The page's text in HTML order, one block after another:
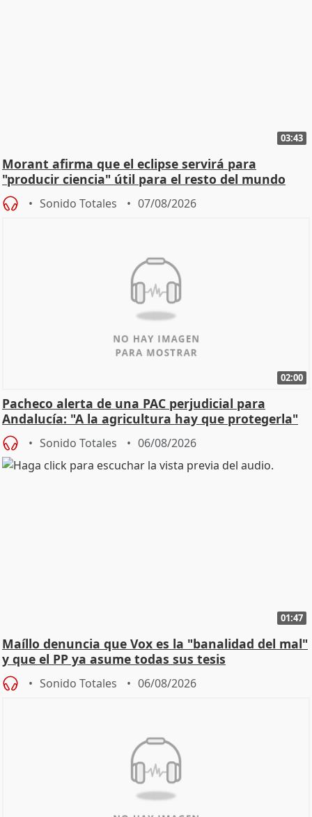
03:43
Morant afirma que el eclipse servirá para
"producir ciencia" útil para el resto del mundo
Sonido Totales 07/08/2026
02:00
Pacheco alerta de una PAC perjudicial para
Andalucía: "A la agricultura hay que protegerla"
Sonido Totales 06/08/2026
01:47
Maíllo denuncia que Vox es la "banalidad del mal"
y que el PP ya asume todas sus tesis
Sonido Totales 06/08/2026